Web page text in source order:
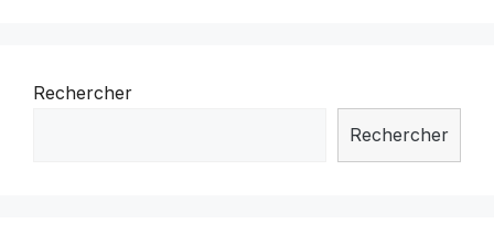
Rechercher
Rechercher